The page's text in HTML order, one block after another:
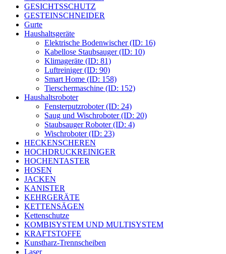
GESICHTSSCHUTZ
GESTEINSCHNEIDER
Gurte
Haushaltsgeräte
Elektrische Bodenwischer (ID: 16)
Kabellose Staubsauger (ID: 10)
Klimageräte (ID: 81)
Luftreiniger (ID: 90)
Smart Home (ID: 158)
Tierschermaschine (ID: 152)
Haushaltsroboter
Fensterputzroboter (ID: 24)
Saug und Wischroboter (ID: 20)
Staubsauger Roboter (ID: 4)
Wischroboter (ID: 23)
HECKENSCHEREN
HOCHDRUCKREINIGER
HOCHENTASTER
HOSEN
JACKEN
KANISTER
KEHRGERÄTE
KETTENSÄGEN
Kettenschutze
KOMBISYSTEM UND MULTISYSTEM
KRAFTSTOFFE
Kunstharz-Trennscheiben
Laser